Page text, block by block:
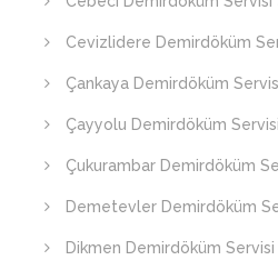
Cevizlidere Demirdöküm
Çankaya Demirdöküm
Çayyolu Demirdöküm
Çukurambar Demirdöküm
Demetevler Demirdöküm
Dikmen Demirdöküm